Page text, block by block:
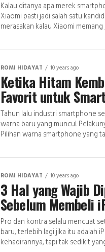
Kalau ditanya apa merek
Xiaomi pasti jadi salah satu
merasakan kalau Xiaomi memang
ROMI HIDAYAT 10 years ago
Ketika Hitam
Favorit untuk
Tahun lalu industri smartphone
warna baru yang muncul.
Pilihan warna smartphone yang
ROMI HIDAYAT 10 years ago
3 Hal yang Wajib
Sebelum Membeli
Pro dan kontra selalu mencuat
baru, terlebih lagi jika itu adalah
kehadirannya, tapi tak sedikit